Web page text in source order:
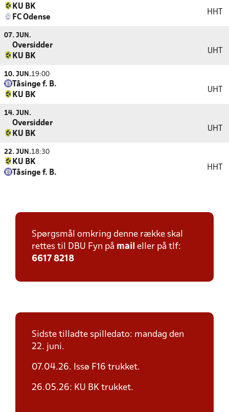
KU BK
FC Odense
HHT
07. JUN.
Oversidder
KU BK
UHT
10. JUN.19:00
Tåsinge f. B.
KU BK
UHT
14. JUN.
Oversidder
KU BK
UHT
22. JUN.18:30
KU BK
Tåsinge f. B.
HHT
Spørgsmål omkring denne række skal
rettes til DBU Fyn på mail eller på tlf:
6617 8218
Sidste tilladte spilledato: mandag den
22. juni.
07.04.26. Issø F16 trukket.
26.05.26: KU BK trukket.